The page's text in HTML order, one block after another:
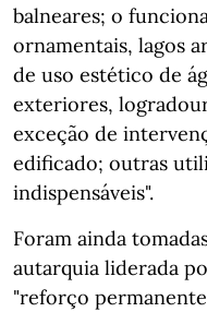
balneares; o
ornamentais, lagos
de uso estético de
exteriores,
exceção de
edificado; outras
indispensáveis".
Foram ainda
autarquia liderada
"reforço